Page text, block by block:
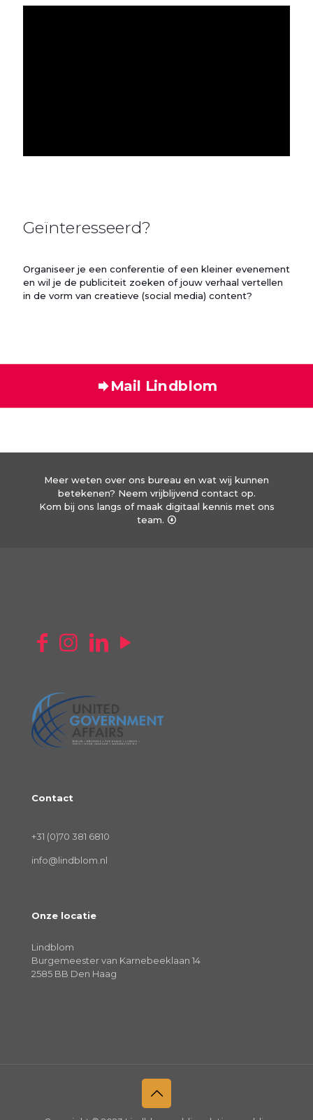
Geïnteresseerd?
Organiseer je een conferentie of een kleiner evenement
en wil je de publiciteit zoeken of jouw verhaal vertellen
in de vorm van creatieve (social media) content?
Mail Lindblom
Meer weten over ons bureau en wat wij kunnen
betekenen? Neem vrijblijvend contact op.
Kom bij ons langs of maak digitaal kennis met ons
team.
Contact
+31 (0)70 381 6810
info@lindblom.nl
Onze locatie
Lindblom
Burgemeester van Karnebeeklaan 14
2585 BB Den Haag